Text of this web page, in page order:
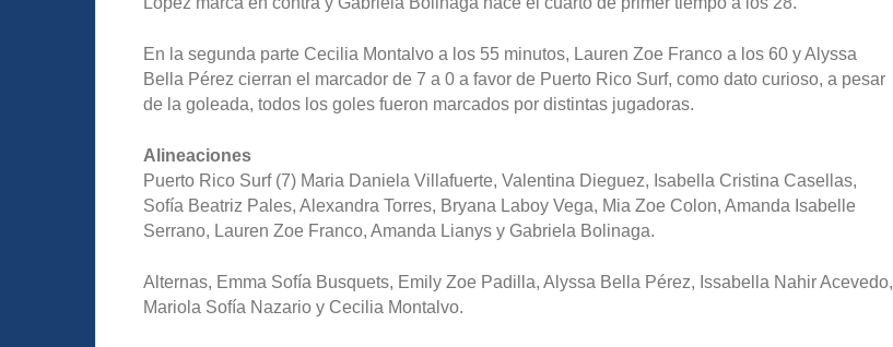
En la segunda parte Cecilia Montalvo a los 55 minutos, Lauren Zoe Franco a los 60 y Alyssa
Bella Pérez cierran el marcador de 7 a 0 a favor de Puerto Rico Surf, como dato curioso, a pesar
de la goleada, todos los goles fueron marcados por distintas jugadoras.
Alineaciones
Puerto Rico Surf (7) Maria Daniela Villafuerte, Valentina Dieguez, Isabella Cristina Casellas,
Sofía Beatriz Pales, Alexandra Torres, Bryana Laboy Vega, Mia Zoe Colon, Amanda Isabelle
Serrano, Lauren Zoe Franco, Amanda Lianys y Gabriela Bolinaga.
Alternas, Emma Sofía Busquets, Emily Zoe Padilla, Alyssa Bella Pérez, Issabella Nahir Acevedo,
Mariola Sofía Nazario y Cecilia Montalvo.